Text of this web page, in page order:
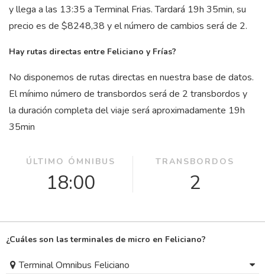
y llega a las 13:35 a Terminal Frias. Tardará 19h 35min, su
precio es de $8248,38 y el número de cambios será de 2.
Hay rutas directas entre Feliciano y Frías?
No disponemos de rutas directas en nuestra base de datos.
El mínimo número de transbordos será de 2 transbordos y
la duración completa del viaje será aproximadamente 19h
35min
ÚLTIMO ÓMNIBUS
18:00
TRANSBORDOS
2
¿Cuáles son las terminales de micro en Feliciano?
Terminal Omnibus Feliciano